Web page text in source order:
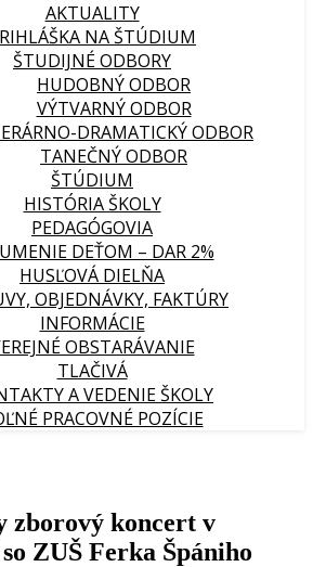
AKTUALITY
NA ŠTÚDIUM
ŠTUDIJNÉ ODBORY
HUDOBNÝ ODBOR
VÝTVARNÝ ODBOR
DRAMATICKÝ ODBOR
TANEČNÝ ODBOR
ŠTÚDIUM
HISTÓRIA ŠKOLY
PEDAGÓGOVIA
DEŤOM – DAR 2%
HUSĽOVÁ DIELŇA
OBJEDNÁVKY, FAKTÚRY
INFORMÁCIE
OBSTARÁVANIE
TLAČIVÁ
A VEDENIE ŠKOLY
PRACOVNÉ POZÍCIE
zborový koncert v
ZUŠ Ferka Špániho